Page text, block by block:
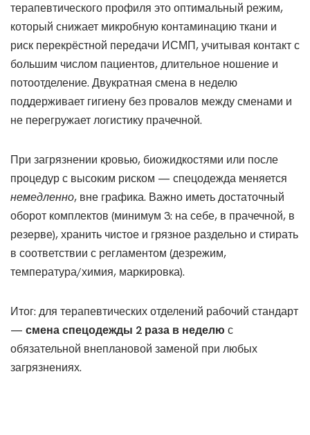
терапевтического профиля это оптимальный режим,
который снижает микробную контаминацию ткани и
риск перекрёстной передачи ИСМП, учитывая контакт с
большим числом пациентов, длительное ношение и
потоотделение. Двукратная смена в неделю
поддерживает гигиену без провалов между сменами и
не перегружает логистику прачечной.
При загрязнении кровью, биожидкостями или после
процедур с высоким риском — спецодежда меняется
немедленно, вне графика. Важно иметь достаточный
оборот комплектов (минимум 3: на себе, в прачечной, в
резерве), хранить чистое и грязное раздельно и стирать
в соответствии с регламентом (дезрежим,
температура/химия, маркировка).
Итог: для терапевтических отделений рабочий стандарт
— смена спецодежды 2 раза в неделю с
обязательной внеплановой заменой при любых
загрязнениях.